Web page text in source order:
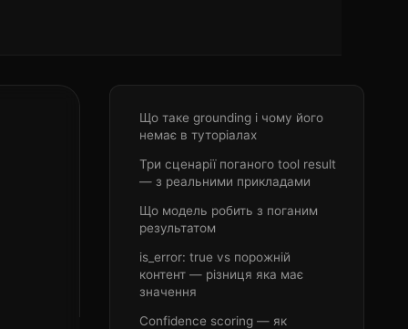
Що таке grounding і чому його
немає в туторіалах
Три сценарії поганого tool result
— з реальними прикладами
Що модель робить з поганим
результатом
is_error: true vs порожній
контент — різниця яка має
значення
Confidence scoring — як